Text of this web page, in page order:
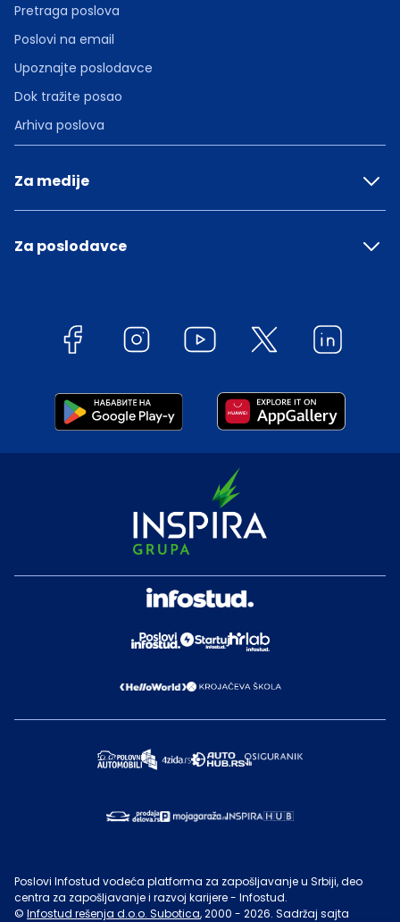
Pretraga poslova
Poslovi na email
Upoznajte poslodavce
Dok tražite posao
Arhiva poslova
Za medije
Za poslodavce
Poslovi Infostud vodeća platforma za zapošljavanje u Srbiji, deo
centra za zapošljavanje i razvoj karijere - Infostud.
© Infostud rešenja d.o.o. Subotica, 2000 - 2026. Sadržaj sajta